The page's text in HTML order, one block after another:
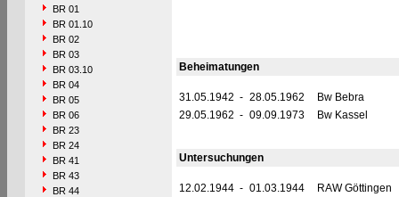
BR 01
BR 01.10
BR 02
BR 03
BR 03.10
BR 04
BR 05
BR 06
BR 23
BR 24
BR 41
BR 43
BR 44
Beheimatungen
31.05.1942 - 28.05.1962
Bw Bebra
29.05.1962 - 09.09.1973 Bw Kassel
Untersuchungen
12.02.1944 - 01.03.1944
RAW Göttingen